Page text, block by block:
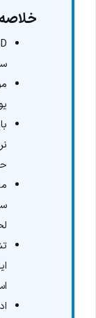
سطح